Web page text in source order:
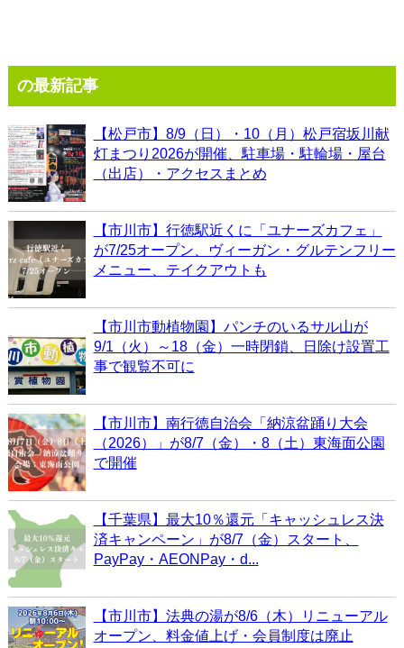
の最新記事
【松戸市】8/9（日）・10（月）松戸宿坂川献
灯まつり2026が開催、駐車場・駐輪場・屋台
（出店）・アクセスまとめ
【市川市】行徳駅近くに「ユナーズカフェ」
が7/25オープン、ヴィーガン・グルテンフリー
メニュー、テイクアウトも
【市川市動植物園】パンチのいるサル山が
9/1（火）～18（金）一時閉鎖、日除け設置工
事で観覧不可に
【市川市】南行徳自治会「納涼盆踊り大会
（2026）」が8/7（金）・8（土）東海面公園
で開催
【千葉県】最大10％還元「キャッシュレス決
済キャンペーン」が8/7（金）スタート、
PayPay・AEONPay・d...
【市川市】法典の湯が8/6（木）リニューアル
オープン、料金値上げ・会員制度は廃止